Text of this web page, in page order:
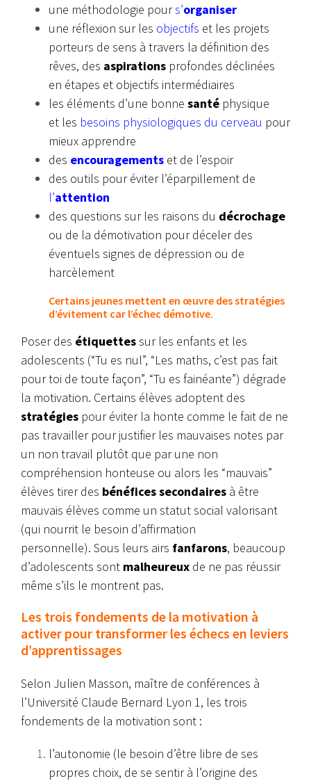
une méthodologie pours’organiser
une réflexion sur les objectifs et les projets
porteurs de sens à travers la définition des
rêves, des aspirations profondes déclinées
en étapes et objectifs intermédiaires
les éléments d’une bonne santé physique
et les besoins physiologiques du cerveau pour
mieux apprendre
des encouragements et de l’espoir
des outils pour éviter l’éparpillement de
l’attention
des questions sur les raisons du décrochage
ou de la démotivation pour déceler des
éventuels signes de dépression ou de
harcèlement
Certains jeunes mettent en œuvre des stratégies
d’évitement car l’échec démotive.
Poser des étiquettessur les enfants et les
adolescents (“Tu es nul”, “Les maths, c’est pas fait
pour toi de toute façon”, “Tu es fainéante”) dégrade
la motivation. Certains élèves adoptent des
stratégies pour éviter la honte comme le fait de ne
pas travailler pour justifier les mauvaises notes par
un non travail plutôt que par une non
compréhension honteuse ou alors les “mauvais”
élèves tirer des bénéfices secondaires à être
mauvais élèves comme un statut social valorisant
(qui nourrit le besoin d’affirmation
personnelle). Sous leurs airs fanfarons, beaucoup
d’adolescents sont malheureux de ne pas réussir
même s’ils le montrent pas.
Les trois fondements de la motivation à
activer pour transformer les échecs en leviers
d’apprentissages
Selon Julien Masson, maître de conférences à
l’Université Claude Bernard Lyon 1, les trois
fondements de la motivation sont :
l’autonomie (le besoin d’être libre de ses
propres choix, de se sentir à l’origine des